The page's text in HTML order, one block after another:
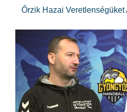
Őrzik Hazai Veretlenségüket